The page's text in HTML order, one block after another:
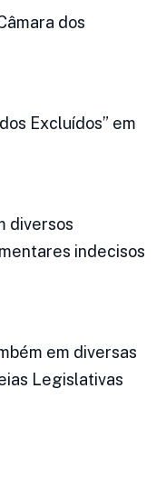
dos
Excluídos” em
diversos
indecisos
em diversas
Legislativas